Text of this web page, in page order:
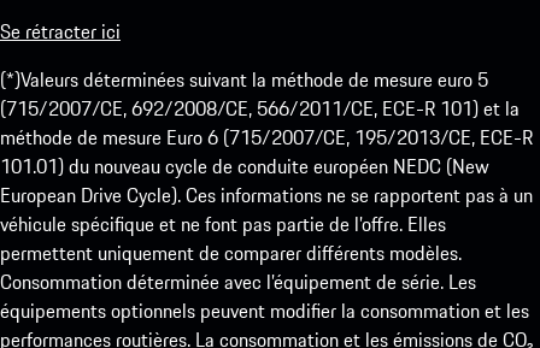
Se rétracter ici
(*)Valeurs déterminées suivant la méthode de mesure euro 5
(715/2007/CE, 692/2008/CE, 566/2011/CE, ECE-R 101) et la
méthode de mesure Euro 6 (715/2007/CE, 195/2013/CE, ECE-R
101.01) du nouveau cycle de conduite européen NEDC (New
European Drive Cycle). Ces informations ne se rapportent pas à un
véhicule spécifique et ne font pas partie de l’offre. Elles
permettent uniquement de comparer différents modèles.
Consommation déterminée avec l’équipement de série. Les
équipements optionnels peuvent modifier la consommation et les
performances routières. La consommation et les émissions de CO₂